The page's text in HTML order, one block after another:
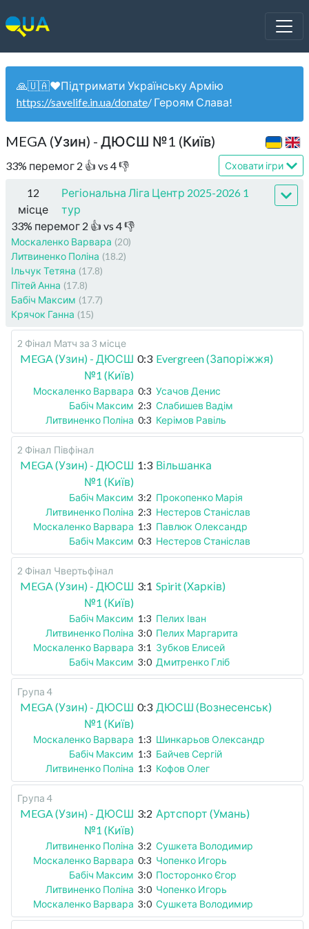
🙏🇺🇦❤️Підтримати Українську Армію
https://savelife.in.ua/donate/ Героям Слава!
MEGA (Узин) - ДЮСШ №1 (Київ)
33% перемог 2 👍 vs 4👎 Сховати ігри
12
місце
Регіональна Ліга Центр 2025-2026 1
тур
33% перемог 2 👍 vs 4👎
Москаленко Варвара (20)
Литвиненко Поліна (18.2)
Ільчук Тетяна (17.8)
Пітей Анна (17.8)
Бабіч Максим (17.7)
Крячок Ганна (15)
2 Фінал Матч за 3 місце
MEGA (Узин) - ДЮСШ
№1 (Київ)
0:3 Evergreen (Запоріжжя)
Москаленко Варвара 0:3 Усачов Денис
Бабіч Максим 2:3 Слабишев Вадім
Литвиненко Поліна 0:3 Керімов Равіль
2 Фінал Півфінал
MEGA (Узин) - ДЮСШ
№1 (Київ)
1:3 Вільшанка
Бабіч Максим 3:2 Прокопенко Марія
Литвиненко Поліна 2:3 Нестеров Станіслав
Москаленко Варвара 1:3 Павлюк Олександр
Бабіч Максим 0:3 Нестеров Станіслав
2 Фінал Чвертьфінал
MEGA (Узин) - ДЮСШ
№1 (Київ)
3:1 Spirit (Харків)
Бабіч Максим 1:3 Пелих Іван
Литвиненко Поліна 3:0 Пелих Маргарита
Москаленко Варвара 3:1 Зубков Елисей
Бабіч Максим 3:0 Дмитренко Гліб
Група 4
MEGA (Узин) - ДЮСШ
№1 (Київ)
0:3 ДЮСШ (Вознесенськ)
Москаленко Варвара 1:3 Шинкарьов Олександр
Бабіч Максим 1:3 Байчев Сергій
Литвиненко Поліна 1:3 Кофов Олег
Група 4
MEGA (Узин) - ДЮСШ
№1 (Київ)
3:2 Артспорт (Умань)
Литвиненко Поліна 3:2 Сушкета Володимир
Москаленко Варвара 0:3 Чопенко Игорь
Бабіч Максим 3:0 Посторонко Єгор
Литвиненко Поліна 3:0 Чопенко Игорь
Москаленко Варвара 3:0 Сушкета Володимир